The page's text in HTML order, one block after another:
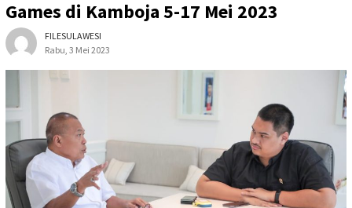
Games di Kamboja 5-17 Mei 2023
FILESULAWESI
Rabu, 3 Mei 2023